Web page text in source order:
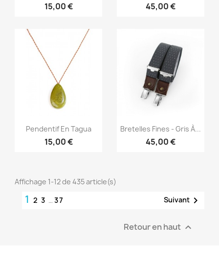
15,00 € 45,00 €
Aperçu rapide
Pendentif En Tagua
15,00 €
Aperçu rapide
Bretelles Fines - Gris À...
45,00 €
Affichage 1-12 de 435 article(s)
1 2 3 … 37 Suivant 
Retour en haut 